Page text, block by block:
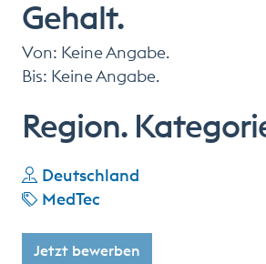
Gehalt.
Von: Keine Angabe.
Bis: Keine Angabe.
Region.
Deutschland
MedTec
Jetzt bewerben